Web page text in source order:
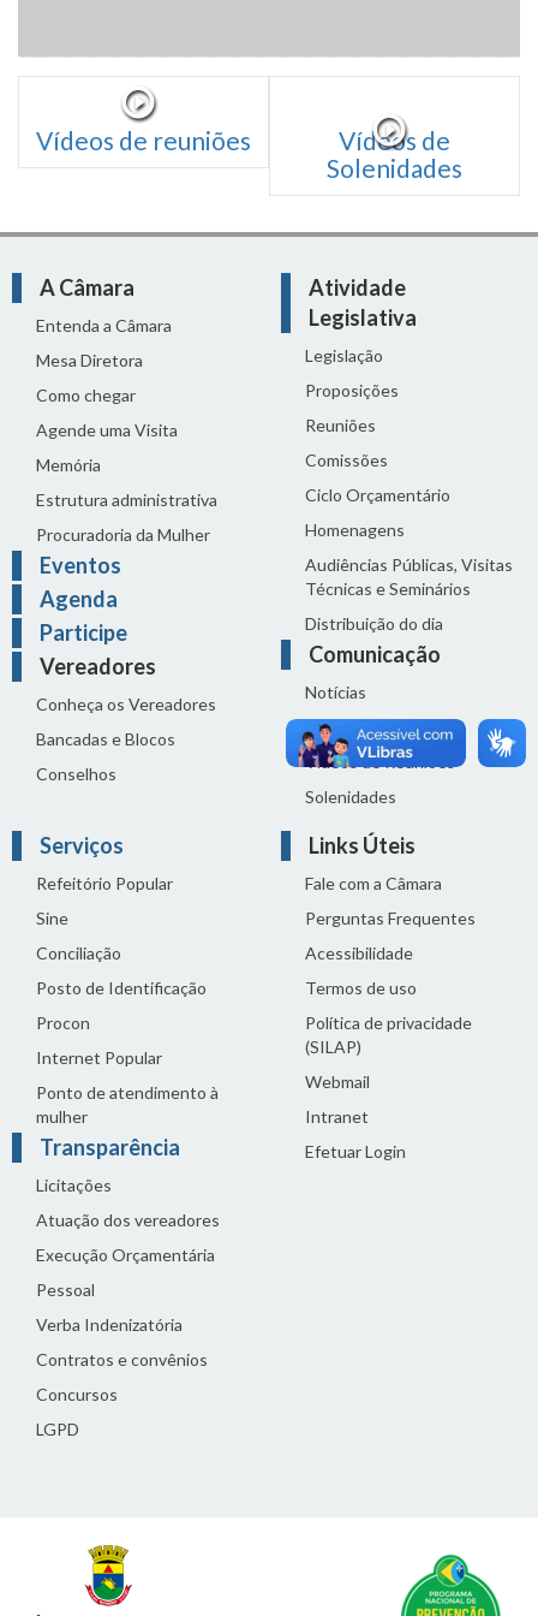
Vídeos de reuniões
Vídeos de
Solenidades
A Câmara
Entenda a Câmara
Mesa Diretora
Como chegar
Agende uma Visita
Memória
Estrutura administrativa
Procuradoria da Mulher
Eventos
Agenda
Participe
Vereadores
Conheça os Vereadores
Bancadas e Blocos
Conselhos
Atividade
Legislativa
Legislação
Proposições
Reuniões
Comissões
Ciclo Orçamentário
Homenagens
Audiências Públicas, Visitas
Técnicas e Seminários
Distribuição do dia
Comunicação
Notícias
Sala de Imprensa
Vídeos de Reuniões
Solenidades
Serviços
Refeitório Popular
Sine
Conciliação
Posto de Identificação
Procon
Internet Popular
Ponto de atendimento à
mulher
Transparência
Licitações
Atuação dos vereadores
Execução Orçamentária
Pessoal
Verba Indenizatória
Contratos e convênios
Concursos
LGPD
Links Úteis
Fale com a Câmara
Perguntas Frequentes
Acessibilidade
Termos de uso
Política de privacidade
(SILAP)
Webmail
Intranet
Efetuar Login